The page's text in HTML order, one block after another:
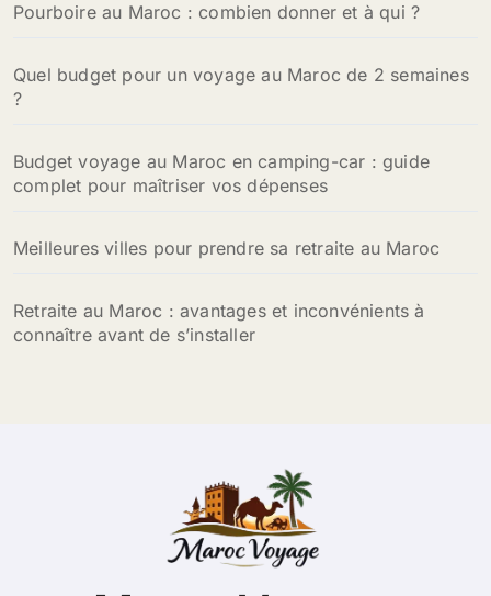
e
:
Pourboire au Maroc : combien donner et à qui ?
Quel budget pour un voyage au Maroc de 2 semaines
?
Budget voyage au Maroc en camping-car : guide
complet pour maîtriser vos dépenses
Meilleures villes pour prendre sa retraite au Maroc
Retraite au Maroc : avantages et inconvénients à
connaître avant de s’installer